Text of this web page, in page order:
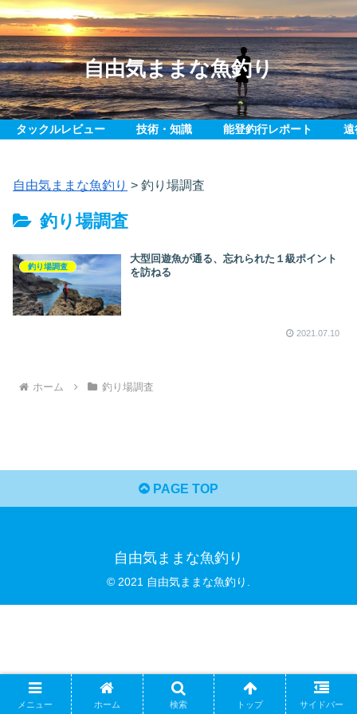
自由気ままな魚釣り
タックルレビュー 技術・知識 能登釣行レポート 遠
自由気ままな魚釣り > 釣り場調査
釣り場調査
釣り場調査
大型回遊魚が通る、忘れられた１級ポイント
を訪ねる
2021.07.10
ホーム 釣り場調査
PAGE TOP
自由気ままな魚釣り
© 2021 自由気ままな魚釣り.
メニュー ホーム 検索 トップ サイドバー